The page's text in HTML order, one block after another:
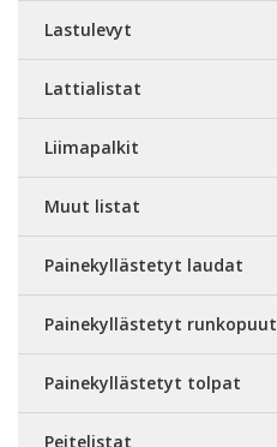
Lastulevyt
Lattialistat
Liimapalkit
Muut listat
Painekyllästetyt laudat
Painekyllästetyt runkopuut
Painekyllästetyt tolpat
Peitelistat